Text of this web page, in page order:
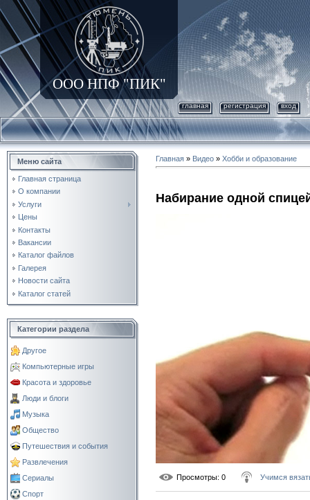
ООО НПФ "ПИК"
главная регистрация вход
Меню сайта
Главная страница
О компании
Услуги
Цены
Контакты
Вакансии
Каталог файлов
Галерея
Новости сайта
Каталог статей
Категории раздела
Другое
Компьютерные игры
Красота и здоровье
Люди и блоги
Музыка
Общество
Путешествия и события
Развлечения
Сериалы
Спорт
Главная » Видео » Хобби и образование
Набирание одной
Просмотры: 0 Учимся